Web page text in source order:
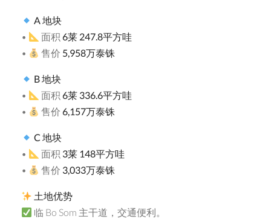
A地块
•
面积6莱 247.8平方哇
•
售价 5,958万泰铢
B地块
•
面积6莱 336.6平方哇
•
售价6,157万泰铢
C地块
•
面积 3莱 148平方哇
•
售价 3,033万泰铢
土地优势
临 Bo Som 主干道，交通便利。